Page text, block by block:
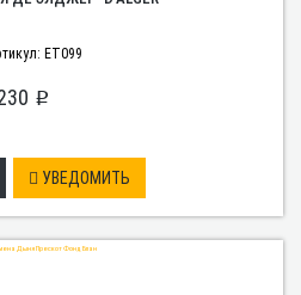
ET099
p
УВЕДОМИТЬ